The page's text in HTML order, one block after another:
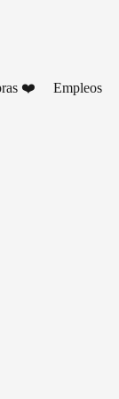
❤️ Empleos